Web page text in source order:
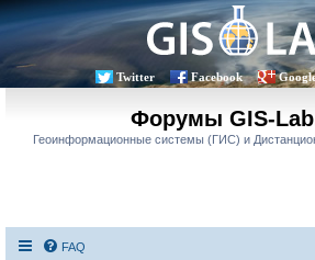
Twitter Facebook
Форумы GIS-
Геоинформационные системы (ГИС) и
FAQ